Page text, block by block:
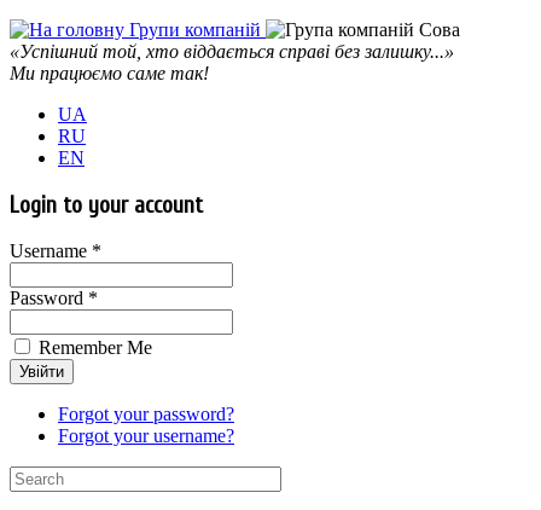
«Успішний той, хто віддається справі без залишку...»
Ми працюємо саме так!
UA
RU
EN
Login to your account
Username *
Password *
Remember Me
Forgot your password?
Forgot your username?